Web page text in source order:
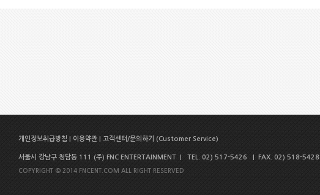
개인정보취급방침 이용약관 고객센터/문의하기 (Customer Service)
서울시 강남구 청담동 111 (주) FNC ENTERTAINMENT | TEL. 02) 517-5426 | FAX. 02) 518-5428
COPYRIGHT © 2014 FNCENT.COM ALL RIGHT RESERVED